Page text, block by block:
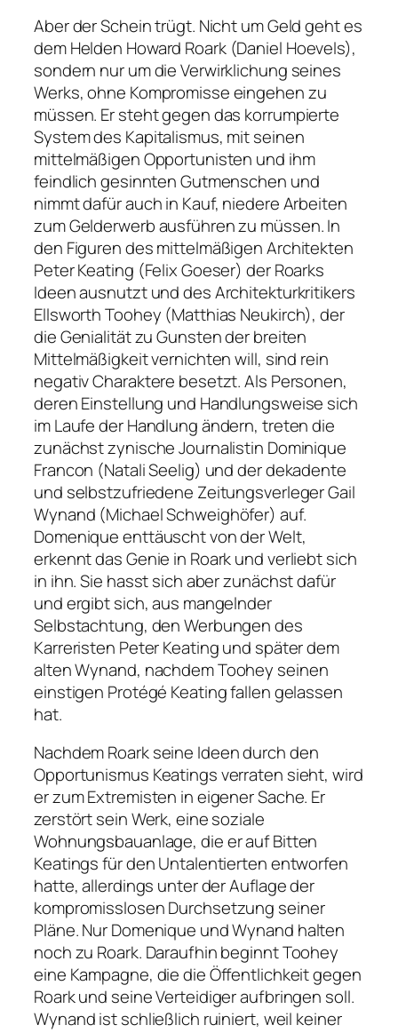
Aber der Schein trügt. Nicht um Geld geht es
dem Helden Howard Roark (Daniel Hoevels),
sondern nur um die Verwirklichung seines
Werks, ohne Kompromisse eingehen zu
müssen. Er steht gegen das korrumpierte
System des Kapitalismus, mit seinen
mittelmäßigen Opportunisten und ihm
feindlich gesinnten Gutmenschen und
nimmt dafür auch in Kauf, niedere Arbeiten
zum Gelderwerb ausführen zu müssen. In
den Figuren des mittelmäßigen Architekten
Peter Keating (Felix Goeser) der Roarks
Ideen ausnutzt und des Architekturkritikers
Ellsworth Toohey (Matthias Neukirch), der
die Genialität zu Gunsten der breiten
Mittelmäßigkeit vernichten will, sind rein
negativ Charaktere besetzt. Als Personen,
deren Einstellung und Handlungsweise sich
im Laufe der Handlung ändern, treten die
zunächst zynische Journalistin Dominique
Francon (Natali Seelig) und der dekadente
und selbstzufriedene Zeitungsverleger Gail
Wynand (Michael Schweighöfer) auf.
Domenique enttäuscht von der Welt,
erkennt das Genie in Roark und verliebt sich
in ihn. Sie hasst sich aber zunächst dafür
und ergibt sich, aus mangelnder
Selbstachtung, den Werbungen des
Karreristen Peter Keating und später dem
alten Wynand, nachdem Toohey seinen
einstigen Protégé Keating fallen gelassen
hat.
Nachdem Roark seine Ideen durch den
Opportunismus Keatings verraten sieht, wird
er zum Extremisten in eigener Sache. Er
zerstört sein Werk, eine soziale
Wohnungsbauanlage, die er auf Bitten
Keatings für den Untalentierten entworfen
hatte, allerdings unter der Auflage der
kompromisslosen Durchsetzung seiner
Pläne. Nur Domenique und Wynand halten
noch zu Roark. Daraufhin beginnt Toohey
eine Kampagne, die die Öffentlichkeit gegen
Roark und seine Verteidiger aufbringen soll.
Wynand ist schließlich ruiniert, weil keiner